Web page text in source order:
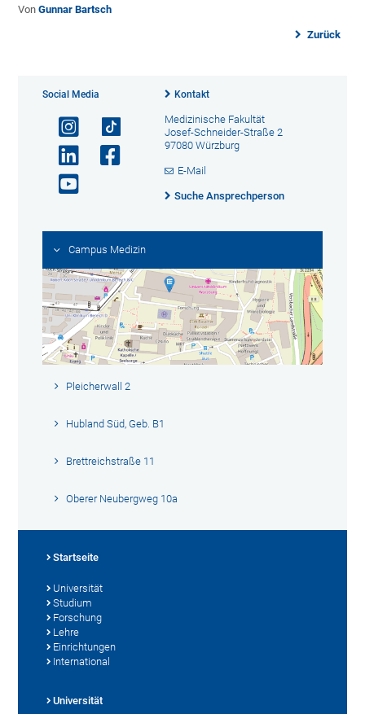
VonGunnar Bartsch
Zurück
Social Media Kontakt
Medizinische Fakultät
Josef-Schneider-Straße 2
97080 Würzburg
E-Mail
Suche Ansprechperson
Campus Medizin
Pleicherwall 2
Hubland Süd, Geb. B1
Brettreichstraße 11
Oberer Neubergweg 10a
Startseite
Universität
Studium
Forschung
Lehre
Einrichtungen
International
Universität